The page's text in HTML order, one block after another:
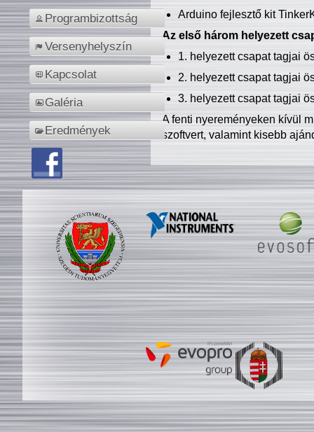
Programbizottság
Versenyhelyszín
Kapcsolat
Galéria
Eredmények
Arduino fejlesztő kit
Az első három helyezett
1. helyezett csapat tagjai
2. helyezett csapat tagjai
3. helyezett csapat tagjai
A fenti nyereményeken kívül
szoftvert, valamint kisebb